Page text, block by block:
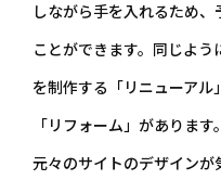
しながら手を入れるため
ことができます。同じよ
を制作する「リニューアル
「リフォーム」があります。
元々のサイトのデザイン